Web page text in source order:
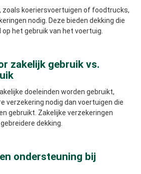
zoals koeriersvoertuigen of foodtrucks,
nodig. Deze bieden dekking die
het gebruik van het voertuig.
zakelijk gebruik vs.
doeleinden worden gebruikt,
verzekering nodig dan voertuigen die
gebruikt. Zakelijke verzekeringen
dekking.
ondersteuning bij